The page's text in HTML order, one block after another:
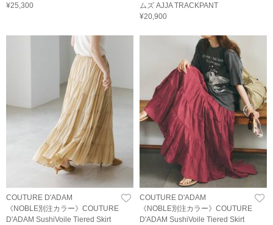
¥25,300
ムズ AJJA TRACKPANT
¥20,900
COUTURE D'ADAM
《NOBLE別注カラー》COUTURE
D'ADAM SushiVoile Tiered Skirt
COUTURE D'ADAM
《NOBLE別注カラー》COUTURE
D'ADAM SushiVoile Tiered Skirt